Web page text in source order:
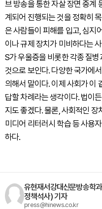
브 방송을 통한 자살 장면 중계
계되어 진행되는 것을 정확히
은 사람들이 피해를 입고, 심지
이나 규제 장치가 미비하다는
S가 우울증을 비롯한 각종 질
것으로 보인다. 다양한 국가에
의해서 말이다. 이제 사회가 이
답할 차례라는 생각이다. 법이
지도 좋겠다. 물론, 사회적인
미디어 리터러시 학습 등 사용
하다.
유현재서강대신문방송학
정책석사) 기자
press@hinews.co.kr